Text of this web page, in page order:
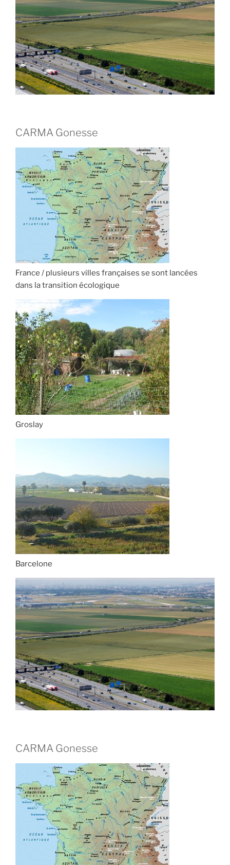
CARMA Gonesse
France / plusieurs villes françaises se sont lancées
dans la transition écologique
Groslay
Barcelone
CARMA Gonesse